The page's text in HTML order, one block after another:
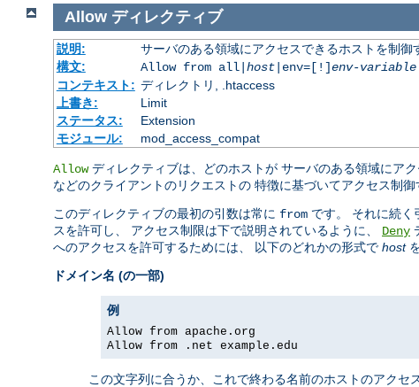
Allow ディレクティブ
説明:
サーバのある領域にアクセスできるホストを制御
構文:
Allow from all| host|env=[!]env-variable
コンテキスト: ディレクトリ, .htaccess
上書き:
Limit
ステータス:
Extension
モジュール:
mod_access_compat
Allowディレクティブは、どのホストが サーバのある領域にア
などのクライアントのリクエストの 特徴に基づいてアクセス制御
このディレクティブの最初の引数は常に from です。 それに続く
スを許可し、 アクセス制限は下で説明されているように、 Deny
へのアクセスを許可するためには、 以下のどれかの形式で host
ドメイン名 (の一部)
例
Allow from apache.org
Allow from .net example.edu
この文字列に合うか、これで終わる名前のホストのアク